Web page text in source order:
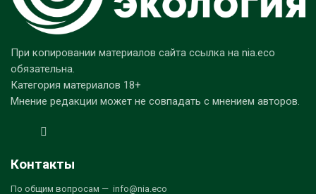
При копировании материалов сайта ссылка на nia.eco
обязательна.
Категория материалов 18+
Мнение редакции может не совпадать с мнением авторов.
Контакты
По общим вопросам — info@nia.eco